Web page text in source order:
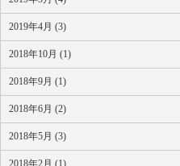
2019年4月 (3)
2018年10月 (1)
2018年9月 (1)
2018年6月 (2)
2018年5月 (3)
2018年2月 (1)